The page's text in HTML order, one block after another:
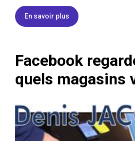
En savoir plus
Facebook
quels magasins